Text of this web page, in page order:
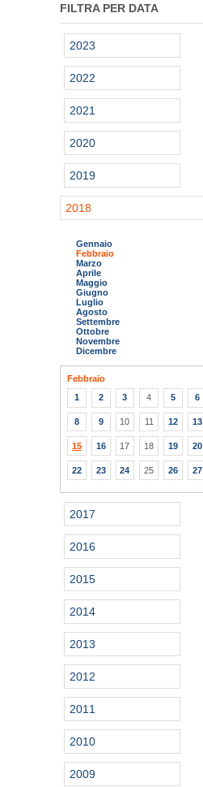
FILTRA PER DATA
2023
2022
2021
2020
2019
2018
Gennaio
Febbraio
Marzo
Aprile
Maggio
Giugno
Luglio
Agosto
Settembre
Ottobre
Novembre
Dicembre
Febbraio
1
2 3 4 5 6
8 9 10 11 12 13
15 16 17 18 19 20
22 23 24 25 26 27
2017
2016
2015
2014
2013
2012
2011
2010
2009